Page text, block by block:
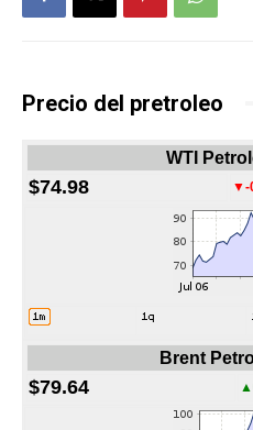
Precio del pretroleo
WTI
$74.98 ▼-
Brent
$79.64